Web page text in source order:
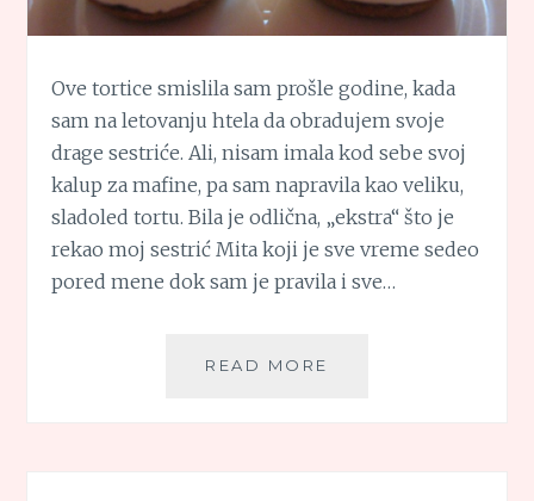
Ove tortice smislila sam prošle godine, kada
sam na letovanju htela da obradujem svoje
drage sestriće. Ali, nisam imala kod sebe svoj
kalup za mafine, pa sam napravila kao veliku,
sladoled tortu. Bila je odlična, „ekstra“ što je
rekao moj sestrić Mita koji je sve vreme sedeo
pored mene dok sam je pravila i sve…
READ MORE